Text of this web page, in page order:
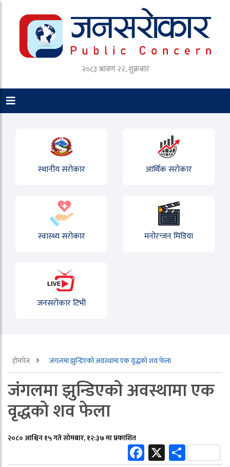
२०८३ श्रावण २२, शुक्रबार
स्थानीय सरोकार आर्थिक सरोकार
स्वास्थ्य सरोकार मनोरन्जन मिडिया
जनसरोकार टिभी
होमपेज जंगलमा झुन्डिएको अवस्थामा एक वृद्धको शव फेला
जंगलमा झुन्डिएको अवस्थामा एक
वृद्धको शव फेला
२०८० आश्विन १५ गते सोमबार, १२:३७ मा प्रकाशित
Facebook
XShare